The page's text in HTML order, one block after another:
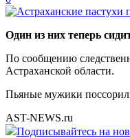
Один из них теперь
По сообщению
Астраханской области.
Пьяные мужики
AST-NEWS.ru
Подписывайтесь на